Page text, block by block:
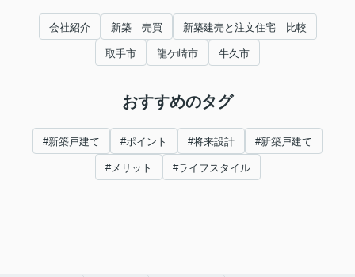
会社紹介 新築 売買 新築建売と注文住宅 比較
取手市 龍ケ崎市 牛久市
おすすめのタグ
#新築戸建て #ポイント #将来設計 #新築戸建て
#メリット #ライフスタイル